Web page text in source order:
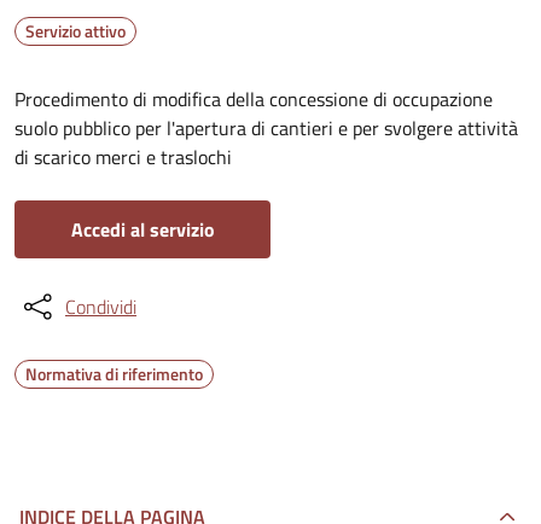
Servizio attivo
Procedimento di modifica della concessione di occupazione
suolo pubblico per l'apertura di cantieri e per svolgere attività
di scarico merci e traslochi
Accedi al servizio
Condividi
Normativa di riferimento
INDICE DELLA PAGINA